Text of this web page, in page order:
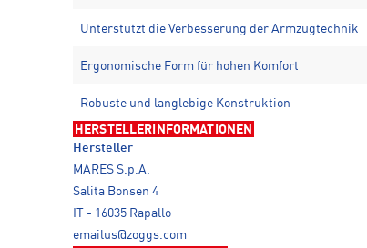
Unterstützt die Verbesserung der Armzugtechnik
Ergonomische Form für hohen Komfort
Robuste und langlebige Konstruktion
HERSTELLERINFORMATIONEN
Hersteller
MARES S.p.A.
Salita Bonsen 4
IT - 16035 Rapallo
emailus@zoggs.com